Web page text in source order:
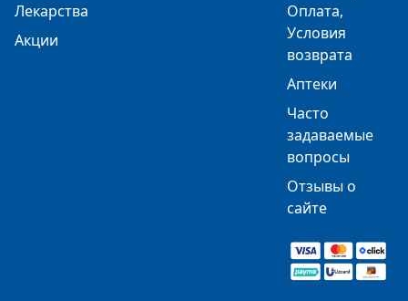
Лекарства
Акции
Оплата,
Условия
возврата
Аптеки
Часто
задаваемые
вопросы
Отзывы о
сайте